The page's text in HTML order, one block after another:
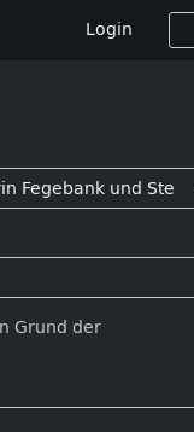
Login
Grund der